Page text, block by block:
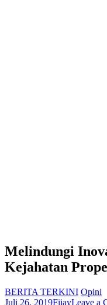
Melindungi
Kejahatan
BERITA TERKINI Opini
Juli 26, 2019FijayLeave a